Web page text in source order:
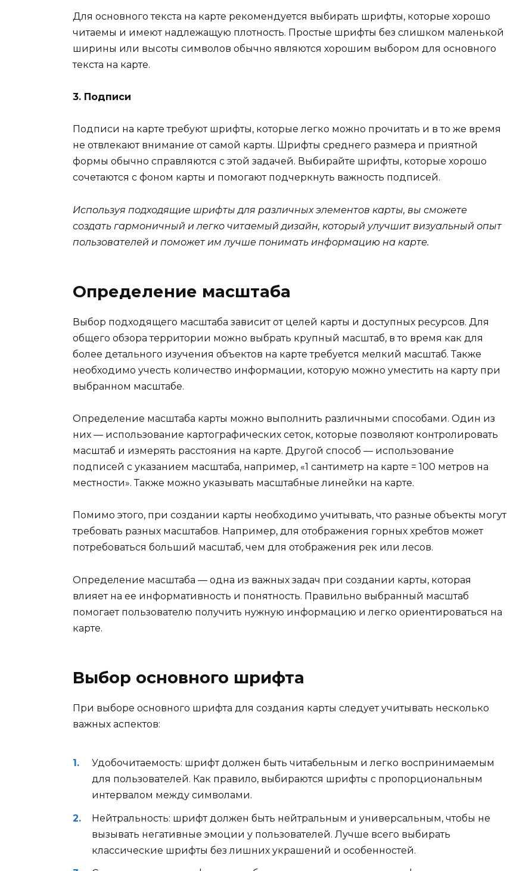
Для основного текста на карте рекомендуется выбирать шрифты, которые хорошо
читаемы и имеют надлежащую плотность. Простые шрифты без слишком маленькой
ширины или высоты символов обычно являются хорошим выбором для основного
текста на карте.
3. Подписи
Подписи на карте требуют шрифты, которые легко можно прочитать и в то же время
не отвлекают внимание от самой карты. Шрифты среднего размера и приятной
формы обычно справляются с этой задачей. Выбирайте шрифты, которые хорошо
сочетаются с фоном карты и помогают подчеркнуть важность подписей.
Используя подходящие шрифты для различных элементов карты, вы сможете
создать гармоничный и легко читаемый дизайн, который улучшит визуальный опыт
пользователей и поможет им лучше понимать информацию на карте.
Определение масштаба
Выбор подходящего масштаба зависит от целей карты и доступных ресурсов. Для
общего обзора территории можно выбрать крупный масштаб, в то время как для
более детального изучения объектов на карте требуется мелкий масштаб. Также
необходимо учесть количество информации, которую можно уместить на карту при
выбранном масштабе.
Определение масштаба карты можно выполнить различными способами. Один из
них — использование картографических сеток, которые позволяют контролировать
масштаб и измерять расстояния на карте. Другой способ — использование
подписей с указанием масштаба, например, «1 сантиметр на карте = 100 метров на
местности». Также можно указывать масштабные линейки на карте.
Помимо этого, при создании карты необходимо учитывать, что разные объекты могут
требовать разных масштабов. Например, для отображения горных хребтов может
потребоваться больший масштаб, чем для отображения рек или лесов.
Определение масштаба — одна из важных задач при создании карты, которая
влияет на ее информативность и понятность. Правильно выбранный масштаб
помогает пользователю получить нужную информацию и легко ориентироваться на
карте.
Выбор основного шрифта
При выборе основного шрифта для создания карты следует учитывать несколько
важных аспектов:
Удобочитаемость: шрифт должен быть читабельным и легко воспринимаемым
для пользователей. Как правило, выбираются шрифты с пропорциональным
интервалом между символами.
Нейтральность: шрифт должен быть нейтральным и универсальным, чтобы не
вызывать негативные эмоции у пользователей. Лучше всего выбирать
классические шрифты без лишних украшений и особенностей.